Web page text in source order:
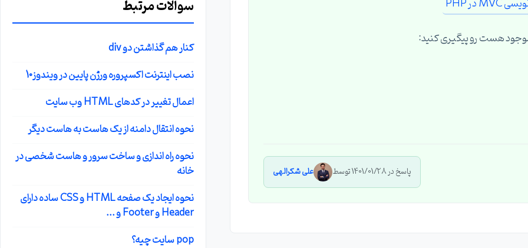
هست رو پیگیری کنید:
پاسخ در 1401/01/28 توسط علی شکرالهی
سوالات مرتبط
کنار هم گذاشتن دو div
نصب اینترنت اکسپروره ورژن پایین در ویندوز10
اعمال تغییر در کدهای HTML وب سایت
نحوه انتقال دامنه از یک هاست به هاست دیگر
نحوه راه اندازی و ساخت سرور و هاست شخصی در
خانه
نحوه ایجاد یک صفحه HTML و CSS ساده دارای
Header و Footer و ...
pop سایت چیه؟